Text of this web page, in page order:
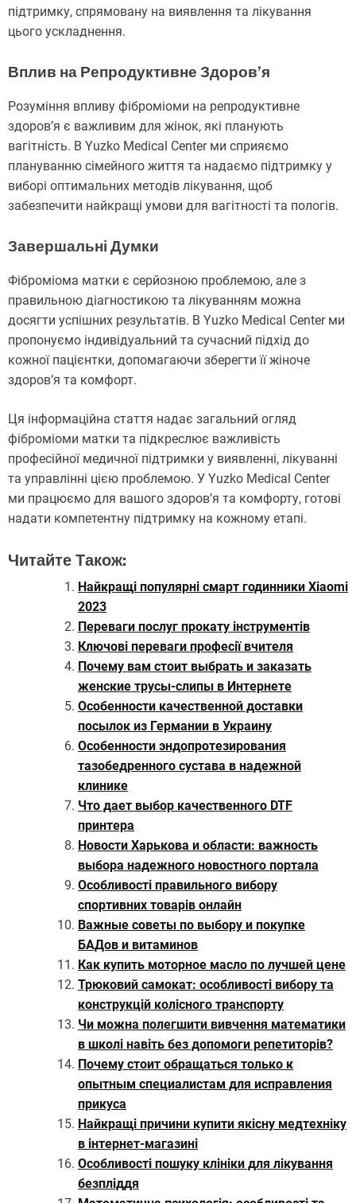
підтримку, спрямовану на виявлення та лікування
цього ускладнення.
Вплив на Репродуктивне Здоров’я
Розуміння впливу фіброміоми на репродуктивне
здоров’я є важливим для жінок, які планують
вагітність. В Yuzko Medical Center ми сприяємо
плануванню сімейного життя та надаємо підтримку у
виборі оптимальних методів лікування, щоб
забезпечити найкращі умови для вагітності та пологів.
Завершальні Думки
Фіброміома матки є серйозною проблемою, але з
правильною діагностикою та лікуванням можна
досягти успішних результатів. В Yuzko Medical Center ми
пропонуємо індивідуальний та сучасний підхід до
кожної пацієнтки, допомагаючи зберегти її жіноче
здоров’я та комфорт.
Ця інформаційна стаття надає загальний огляд
фіброміоми матки та підкреслює важливість
професійної медичної підтримки у виявленні, лікуванні
та управлінні цією проблемою. У Yuzko Medical Center
ми працюємо для вашого здоров’я та комфорту, готові
надати компетентну підтримку на кожному етапі.
Читайте Також:
Найкращі популярні смарт годинники Xiaomi
2023
Переваги послуг прокату інструментів
Ключові переваги професії вчителя
Почему вам стоит выбрать и заказать
женские трусы-слипы в Интернете
Особенности качественной доставки
посылок из Германии в Украину
Особенности эндопротезирования
тазобедренного сустава в надежной
клинике
Что дает выбор качественного DTF
принтера
Новости Харькова и области: важность
выбора надежного новостного портала
Особливості правильного вибору
спортивних товарів онлайн
Важные советы по выбору и покупке
БАДов и витаминов
Как купить моторное масло по лучшей цене
Трюковий самокат: особливості вибору та
конструкцій колісного транспорту
Чи можна полегшити вивчення математики
в школі навіть без допомоги репетиторів?
Почему стоит обращаться только к
опытным специалистам для исправления
прикуса
Найкращі причини купити якісну медтехніку
в інтернет-магазині
Особливості пошуку клініки для лікування
безпліддя